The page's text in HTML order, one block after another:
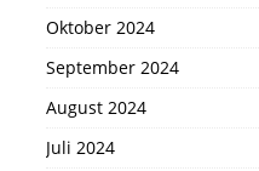
Oktober 2024
September 2024
August 2024
Juli 2024